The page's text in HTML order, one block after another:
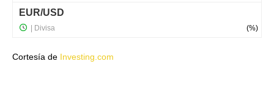
Cortesía de Investing.com